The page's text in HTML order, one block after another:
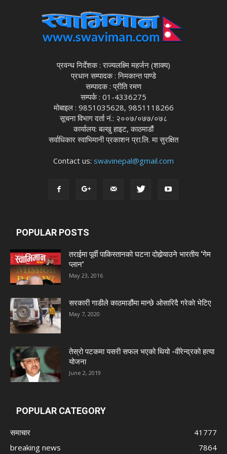
प्रवन्ध निर्देशक : राज्यलक्ष्मि महर्जन (शाक्य)
प्रधान सम्पादक : निमकान्त पाण्डे
सम्पादक : प्रीति रमण
सम्पर्क : 01-4336275
मोबाइल : 9851035628, 9851118266
सूचना विभाग दर्ता नं.: २००७/०७७/०७८
कार्यालय: बल्खु हाइट, काठमाडौं
सर्वाधिकार स्वाभिमानी प्रकाशन प्रा.लि. मा सुरक्षित
Contact us: swavinepal@gmail.com
POPULAR POSTS
तराईमा पूर्वी पाकिस्तानको घटना दोहोर्‍याउने भारतीय ‘गेम
प्लान’
May 23, 2016
सरकारी गाडीले काठमाडौंमा मान्छे ओसारिदै गरेकाे भेटिए
May 7, 2020
तेस्रो पटकमा यसरी सफल भएको थियो -वीरेन्द्रको हत्या
योजना
June 2, 2019
POPULAR CATEGORY
समाचार
41777
breaking news
7864